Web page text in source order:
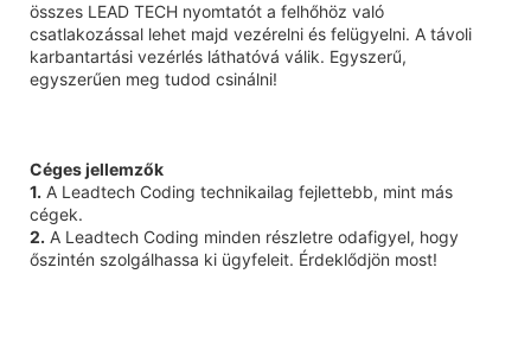
összes LEAD TECH nyomtatót a felhőhöz való
csatlakozással lehet majd vezérelni és felügyelni. A távoli
karbantartási vezérlés láthatóvá válik. Egyszerű,
egyszerűen meg tudod csinálni!
Céges jellemzők
1. A Leadtech Coding technikailag fejlettebb, mint más
cégek.
2. A Leadtech Coding minden részletre odafigyel, hogy
őszintén szolgálhassa ki ügyfeleit. Érdeklődjön most!